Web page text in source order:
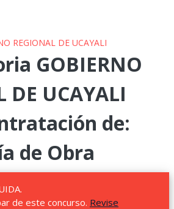
REGIONAL DE UCAYALI
GOBIERNO
DE UCAYALI
de:
de Obra
de este concurso. Revise